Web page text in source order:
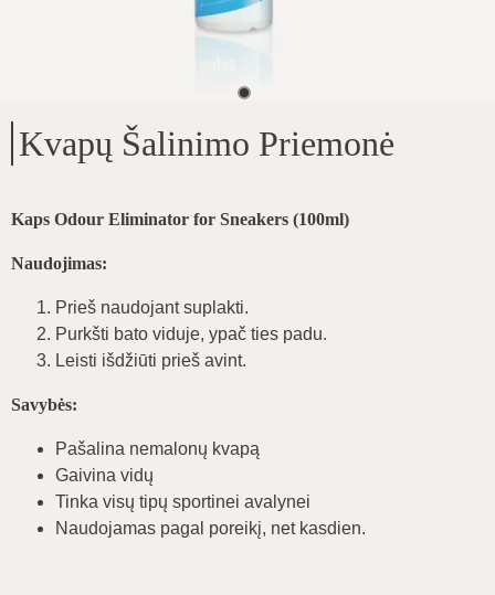
Kvapų Šalinimo Priemonė
Kaps Odour Eliminator for Sneakers (100ml)
Naudojimas:
Prieš naudojant suplakti.
Purkšti bato viduje, ypač ties padu.
Leisti išdžiūti prieš avint.
Savybės:
Pašalina nemalonų kvapą
Gaivina vidų
Tinka visų tipų sportinei avalynei
Naudojamas pagal poreikį, net kasdien.